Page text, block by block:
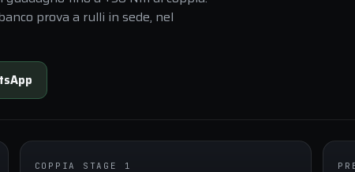
prova a rulli in sede, nel
COPPIA STAGE 1